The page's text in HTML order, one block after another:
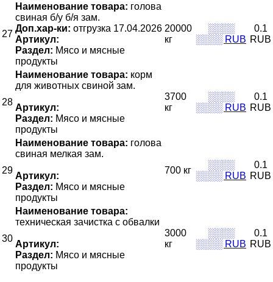
27
Наименование товара: голова
свиная б/у б/я зам.
Доп.хар-ки: отгрузка 17.04.2026
Артикул:
Раздел: Мясо и мясные
продукты
20000
кг
░░░░
░░░░ RUB
0.1
RUB
28
Наименование товара: корм
для животных свиной зам.
Артикул:
Раздел: Мясо и мясные
продукты
3700
кг
░░░░
░░░░ RUB
0.1
RUB
29
Наименование товара: голова
свиная мелкая зам.
Артикул:
Раздел: Мясо и мясные
продукты
700 кг
░░░░
░░░░ RUB
0.1
RUB
30
Наименование товара:
техническая зачистка с обвалки
Артикул:
Раздел: Мясо и мясные
продукты
3000
кг
░░░░
░░░░ RUB
0.1
RUB